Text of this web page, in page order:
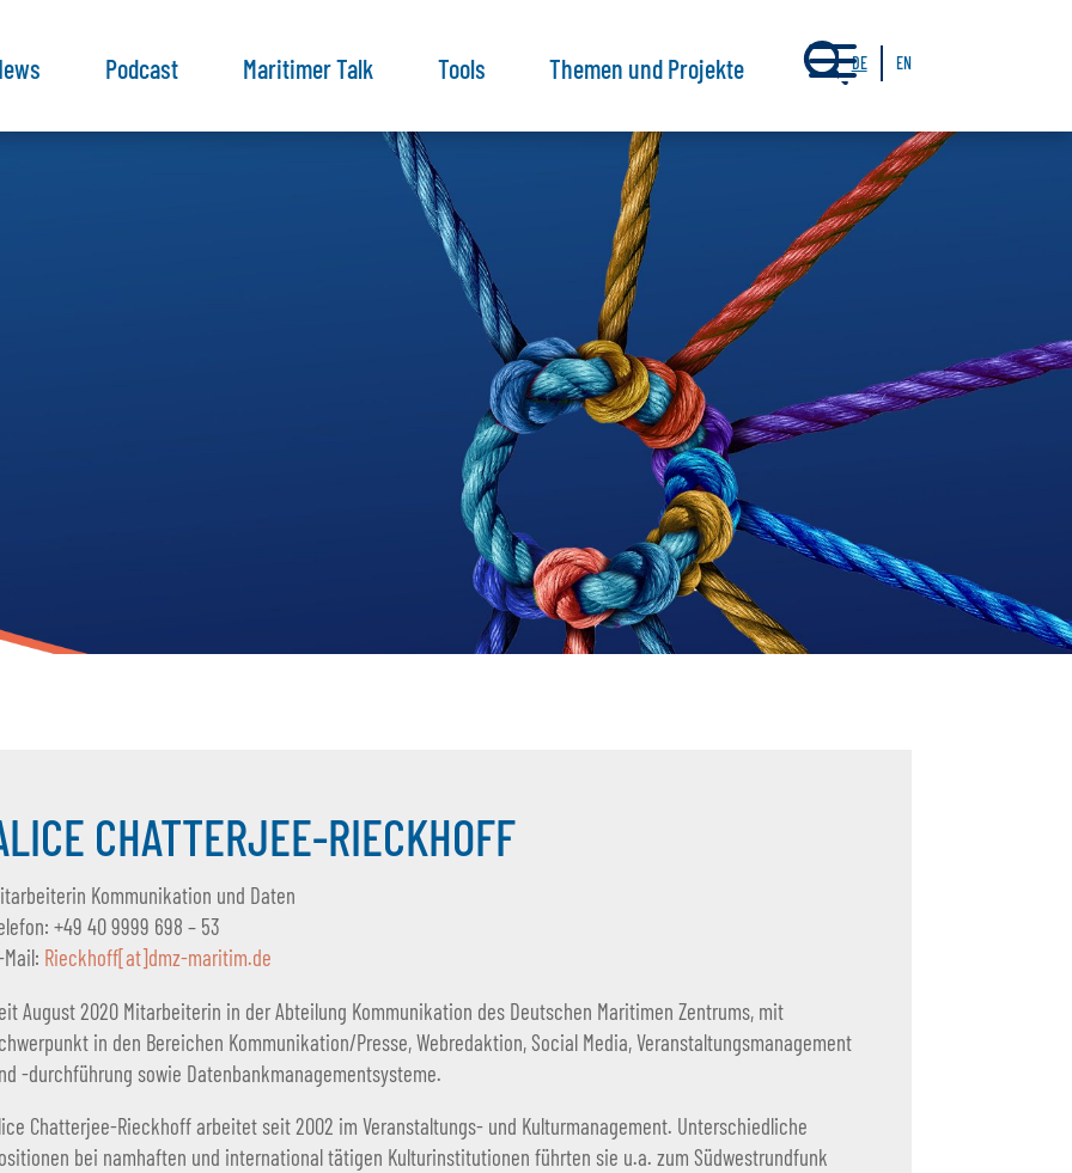
Podcast Maritimer Talk Tools Themen und Projekte a
DE EN
CHATTERJEE-RIECKHOFF
Kommunikation und Daten
+49 40 9999 698 – 53
Mail: Rieckhoff[at]dmz-maritim.de
August 2020 Mitarbeiterin in der Abteilung Kommunikation des Deutschen Maritimen Zentrums, mit
in den Bereichen Kommunikation/Presse, Webredaktion, Social Media, Veranstaltungsmanagement
-durchführung sowie Datenbankmanagementsysteme.
Chatterjee-Rieckhoff arbeitet seit 2002 im Veranstaltungs- und Kulturmanagement. Unterschiedliche
bei namhaften und international tätigen Kulturinstitutionen führten sie u.a. zum Südwestrundfunk